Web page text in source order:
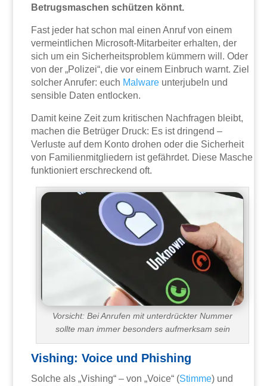
Betrugsmaschen schützen könnt.
Fast jeder hat schon mal einen Anruf von einem
vermeintlichen Microsoft-Mitarbeiter erhalten, der
sich um ein Sicherheitsproblem kümmern will. Oder
von der „Polizei“, die vor einem Einbruch warnt. Ziel
solcher Anrufer: euch Malware unterjubeln und
sensible Daten entlocken.
Damit keine Zeit zum kritischen Nachfragen bleibt,
machen die Betrüger Druck: Es ist dringend –
Verluste auf dem Konto drohen oder die Sicherheit
von Familienmitgliedern ist gefährdet. Diese Masche
funktioniert erschreckend oft.
Vorsicht: Bei Anrufen mit unterdrückter Nummer
sollte man immer besonders aufmerksam sein
Vishing: Voice und Phishing
Solche als „Vishing“ – von „Voice“ (Stimme) und